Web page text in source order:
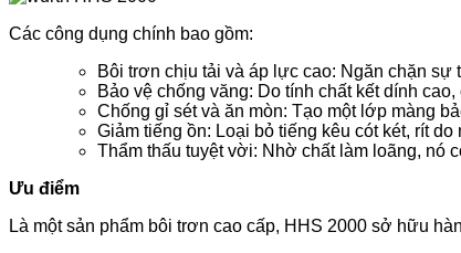
Các công dụng chính bao gồm:
Bôi trơn chịu tải và áp lực cao: Ngăn chặn
Bảo vệ chống văng: Do tính chất kết dính
Chống gỉ sét và ăn mòn: Tạo một lớp màng
Giảm tiếng ồn: Loại bỏ tiếng kêu cót két, rít
Thẩm thấu tuyệt vời: Nhờ chất làm loãng, nó
Ưu điểm
Là một sản phẩm bôi trơn cao cấp, HHS 2000 sở hữu